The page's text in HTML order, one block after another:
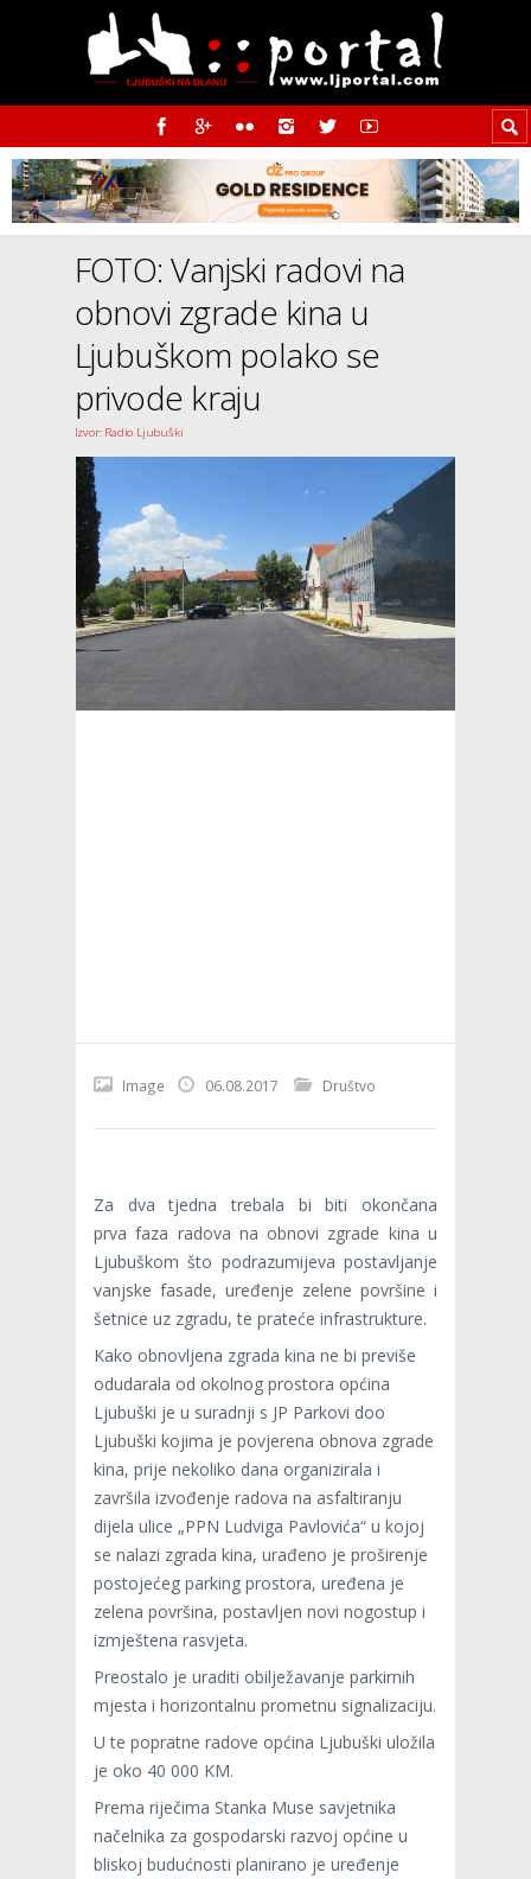
FOTO: Vanjski radovi na
obnovi zgrade kina u
Ljubuškom polako se
privode kraju
Izvor: Radio Ljubuški
Image 06.08.2017 Društvo
Za dva tjedna trebala bi biti okončana
prva faza radova na obnovi zgrade kina u
Ljubuškom što podrazumijeva postavljanje
vanjske fasade, uređenje zelene površine i
šetnice uz zgradu, te prateće infrastrukture.
Kako obnovljena zgrada kina ne bi previše
odudarala od okolnog prostora općina
Ljubuški je u suradnji s JP Parkovi doo
Ljubuški kojima je povjerena obnova zgrade
kina, prije nekoliko dana organizirala i
završila izvođenje radova na asfaltiranju
dijela ulice „PPN Ludviga Pavlovića“ u kojoj
se nalazi zgrada kina, urađeno je proširenje
postojećeg parking prostora, uređena je
zelena površina, postavljen novi nogostup i
izmještena rasvjeta.
Preostalo je uraditi obilježavanje parkirnih
mjesta i horizontalnu prometnu signalizaciju.
U te popratne radove općina Ljubuški uložila
je oko 40 000 KM.
Prema riječima Stanka Muse savjetnika
načelnika za gospodarski razvoj općine u
bliskoj budućnosti planirano je uređenje